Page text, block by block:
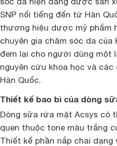
SNP nổi tiếng đến từ Hàn
thương hiệu dược mỹ phẩm
chuyên gia chăm sóc da
đem lại cho người dùng một
nguyên cứu khoa học và
Hàn Quốc.
Thiết kế bao bì của dòng
Dòng sữa rửa mặt Acsys có
quen thuộc tone màu trắng
Thiết kế phần nắp chai